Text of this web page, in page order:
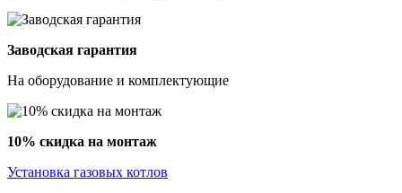
Заводская гарантия
На оборудование и комплектующие
10% скидка на монтаж
Установка газовых котлов